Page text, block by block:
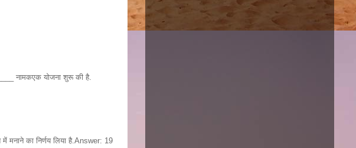
नामकएक योजना शुरू की है.
का निर्णय लिया है.Answer: 19